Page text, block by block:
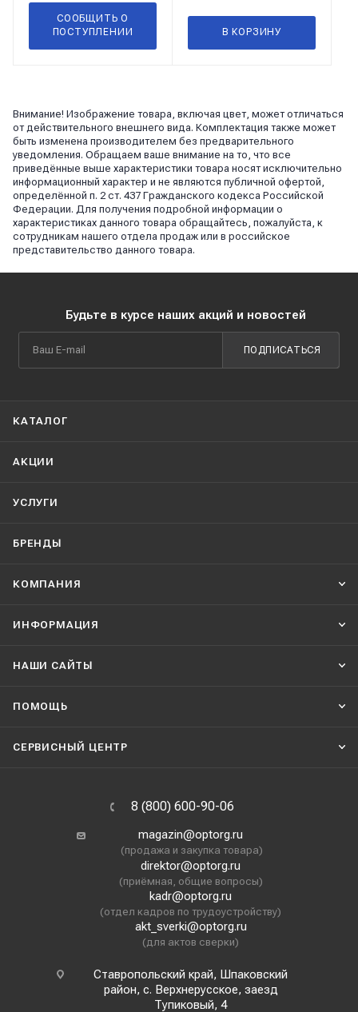
СООБЩИТЬ О
ПОСТУПЛЕНИИ
В КОРЗИНУ
Внимание! Изображение товара, включая цвет, может отличаться
от действительного внешнего вида. Комплектация также может
быть изменена производителем без предварительного
уведомления. Обращаем ваше внимание на то, что все
приведённые выше характеристики товара носят исключительно
информационный характер и не являются публичной офертой,
определённой п. 2 ст. 437 Гражданского кодекса Российской
Федерации. Для получения подробной информации о
характеристиках данного товара обращайтесь, пожалуйста, к
сотрудникам нашего отдела продаж или в российское
представительство данного товара.
Будьте в курсе наших акций и новостей
ПОДПИСАТЬСЯ
КАТАЛОГ
АКЦИИ
УСЛУГИ
БРЕНДЫ
КОМПАНИЯ
ИНФОРМАЦИЯ
НАШИ CАЙТЫ
ПОМОЩЬ
СЕРВИСНЫЙ ЦЕНТР
8 (800) 600-90-06
magazin@optorg.ru
(продажа и закупка товара)
direktor@optorg.ru
(приёмная, общие вопросы)
kadr@optorg.ru
(отдел кадров по трудоустройству)
akt_sverki@optorg.ru
(для актов сверки)
Ставропольский край, Шпаковский
район, с. Верхнерусское, заезд
Тупиковый, 4